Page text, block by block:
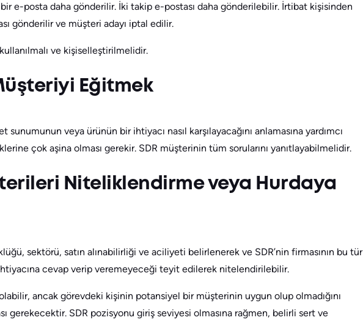
bir e-posta daha gönderilir. İki takip e-postası daha gönderilebilir. İrtibat kişisinden
gönderilir ve müşteri adayı iptal edilir.
ve kişiselleştirilmelidir.
Eğitmek
veya ürünün bir ihtiyacı nasıl karşılayacağını anlamasına yardımcı
çok aşina olması gerekir. SDR müşterinin tüm sorularını yanıtlayabilmelidir.
Niteliklendirme veya Hurdaya
sektörü, satın alınabilirliği ve aciliyeti belirlenerek ve SDR’nin firmasının bu tür
ihtiyacına cevap verip veremeyeceği teyit edilerek nitelendirilebilir.
olabilir, ancak görevdeki kişinin potansiyel bir müşterinin uygun olup olmadığını
gerekecektir. SDR pozisyonu giriş seviyesi olmasına rağmen, belirli sert ve